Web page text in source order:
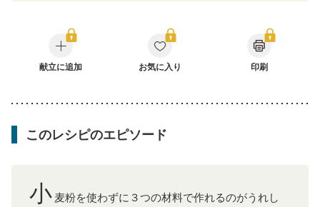
胃がん（抗がん剤治療中）
胃がん治療を終えた方・経過観察中の方
大腸がん治療を終えた方・経過観察中の方
妊婦健診・血圧が気になる（初期）
産後（ミルク）
フレイル（年齢に合わせた体作り）
更年期
献立に追加 お気に入り 印刷
このレシピのエピソード
小 麦粉を使わずに３つの材料で作れるのがうれし